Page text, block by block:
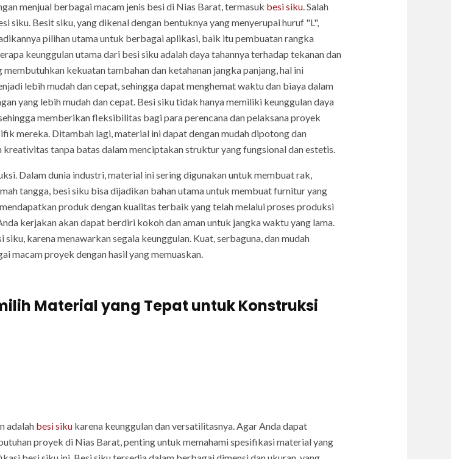
menjual berbagai macam jenis besi di Nias Barat, termasuk besi siku. Salah
siku. Besit siku, yang dikenal dengan bentuknya yang menyerupai huruf "L",
pilihan utama untuk berbagai aplikasi, baik itu pembuatan rangka
keunggulan utama dari besi siku adalah daya tahannya terhadap tekanan dan
kekuatan tambahan dan ketahanan jangka panjang, hal ini
lebih mudah dan cepat, sehingga dapat menghemat waktu dan biaya dalam
yang lebih mudah dan cepat. Besi siku tidak hanya memiliki keunggulan daya
memberikan fleksibilitas bagi para perencana dan pelaksana proyek
mereka. Ditambah lagi, material ini dapat dengan mudah dipotong dan
tanpa batas dalam menciptakan struktur yang fungsional dan estetis.
Dalam dunia industri, material ini sering digunakan untuk membuat rak,
tangga, besi siku bisa dijadikan bahan utama untuk membuat furnitur yang
produk dengan kualitas terbaik yang telah melalui proses produksi
kerjakan akan dapat berdiri kokoh dan aman untuk jangka waktu yang lama.
karena menawarkan segala keunggulan. Kuat, serbaguna, dan mudah
macam proyek dengan hasil yang memuaskan.
Material yang Tepat untuk Konstruksi
adalah besi sikukarena keunggulan dan versatilitasnya. Agar Anda dapat
proyek di Nias Barat, penting untuk memahami spesifikasi material yang